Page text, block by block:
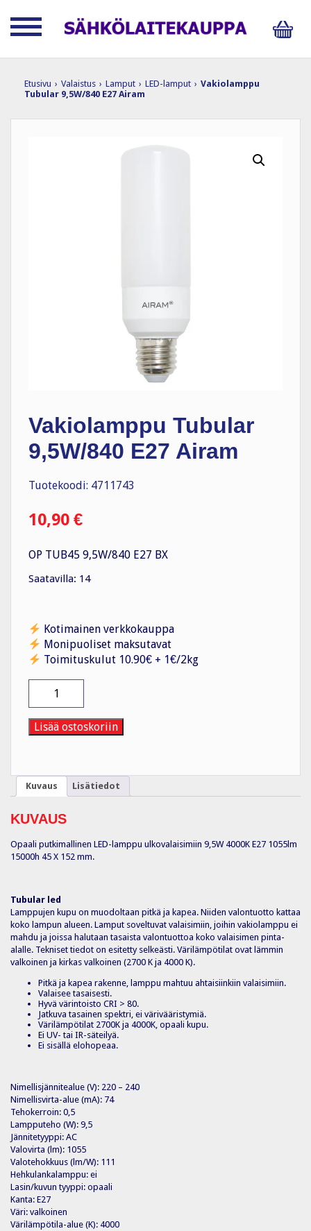
Etusivu › Valaistus › Lamput › LED-lamput › Vakiolamppu
Tubular 9,5W/840 E27 Airam
Vakiolamppu Tubular
9,5W/840 E27 Airam
Tuotekoodi: 4711743
10,90 €
OP TUB45 9,5W/840 E27 BX
Saatavilla: 14
Kotimainen verkkokauppa
Monipuoliset maksutavat
Toimituskulut 10.90€ + 1€/2kg
Tubular
9,5W/840
E27
Airam
Lisää ostoskoriin
Kuvaus Lisätiedot
KUVAUS
Opaali putkimallinen LED-lamppu ulkovalaisimiin 9,5W 4000K E27 1055lm
15000h 45 X 152 mm.
Tubular led
Lamppujen kupu on muodoltaan pitkä ja kapea. Niiden valontuotto kattaa
koko lampun alueen. Lamput soveltuvat valaisimiin, joihin vakiolamppu ei
mahdu ja joissa halutaan tasaista valontuottoa koko valaisimen pinta-
alalle. Tekniset tiedot on esitetty selkeästi. Värilämpötilat ovat lämmin
valkoinen ja kirkas valkoinen (2700 K ja 4000 K).
Pitkä ja kapea rakenne, lamppu mahtuu ahtaisiinkiin valaisimiin.
Valaisee tasaisesti.
Hyvä värintoisto CRI > 80.
Jatkuva tasainen spektri, ei värivääristymiä.
Värilämpötilat 2700K ja 4000K, opaali kupu.
Ei UV- tai IR-säteilyä.
Ei sisällä elohopeaa.
Nimellisjännitealue (V): 220 – 240
Nimellisvirta-alue (mA): 74
Tehokerroin: 0,5
Lampputeho (W): 9,5
Jännitetyyppi: AC
Valovirta (lm): 1055
Valotehokkuus (lm/W): 111
Hehkulankalamppu: ei
Lasin/kuvun tyyppi: opaali
Kanta: E27
Väri: valkoinen
Värilämpötila-alue (K): 4000